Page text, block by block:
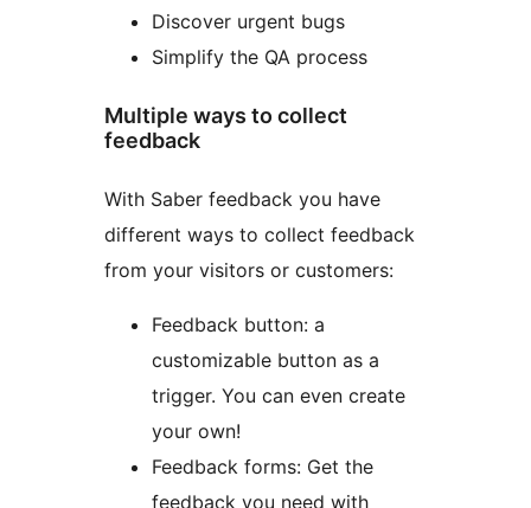
Discover urgent bugs
Simplify the QA process
Multiple ways to collect
feedback
With Saber feedback you have
different ways to collect feedback
from your visitors or customers:
Feedback button: a
customizable button as a
trigger. You can even create
your own!
Feedback forms: Get the
feedback you need with